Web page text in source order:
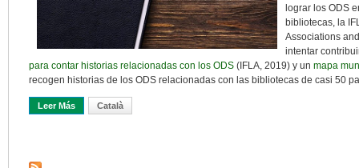
lograr los ODS
bibliotecas, la
Associations
intentar
para contar historias relacionadas con los ODS (IFLA, 2019) y un mapa
recogen historias de los ODS relacionadas con las bibliotecas de casi 50
Leer Más Sobre Bibliotecas Y Objetivos De Desarrollo Sostenible En La
Català